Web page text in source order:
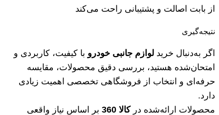
از بابت اصالت و پشتیبانی راحت می‌کند
نتیجه‌گیری
اگر به‌دنبال خرید لوازم جانبی خودرو با کیفیت، کاربردی و
امتحان‌شده هستید، بررسی دقیق محصولات، مقایسه
حرفه‌ای و انتخاب از فروشگاهی تخصصی اهمیت زیادی
دارد.
محصولات ارائه‌شده درکالا 360
بر اساس نیاز واقعی